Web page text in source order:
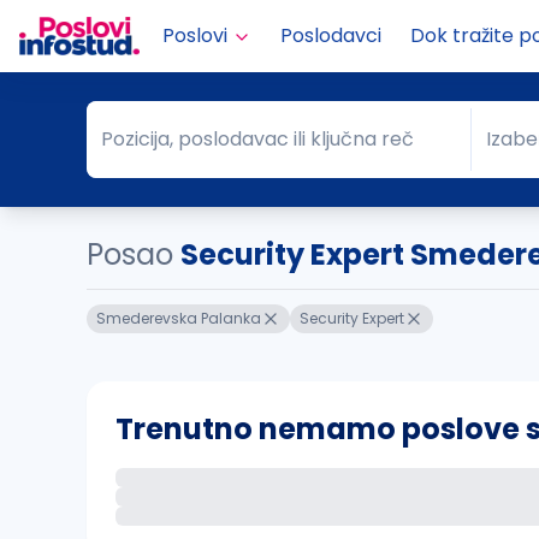
Poslovi Poslodavci Dok tražite
Pozicija, poslodavac ili ključna reč
Pozicija, poslodavac ili ključna reč Grad
Posao Security Expert
Smederevska Palanka Security Expert
Trenutno nemamo poslove